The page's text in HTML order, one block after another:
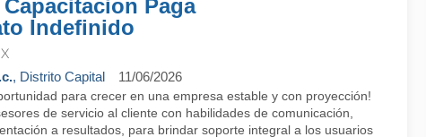
Paga
Indefinido
, Distrito Capital 11/06/2026
para crecer en una empresa estable y con proyección!
de servicio al cliente con habilidades de comunicación,
a resultados, para brindar soporte integral a los usuarios